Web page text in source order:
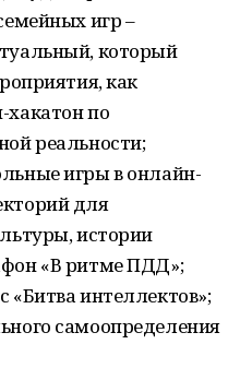
игр –
который
как
хакатон по
реальности;
игры в онлайн-
для
истории
«В ритме ПДД»;
«Битва интеллектов»;
самоопределения